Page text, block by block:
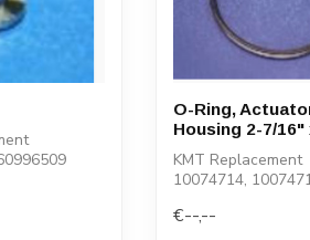
O-Ring,
Housing 2-7/16"
KMT Replacement
10074714,
€--,--